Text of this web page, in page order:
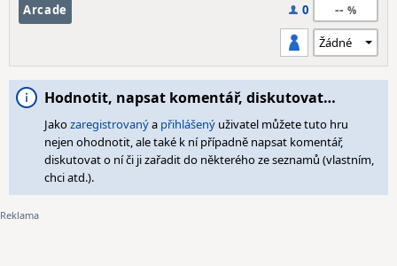
Arcade 0 --
Hodnotit, napsat komentář, diskutovat…
Jakozaregistrovanýa přihlášený uživatel můžete tuto hru
nejen ohodnotit, ale také k ní případně napsat komentář,
diskutovat o ní či ji zařadit do některého ze seznamů (vlastním,
chci atd.).